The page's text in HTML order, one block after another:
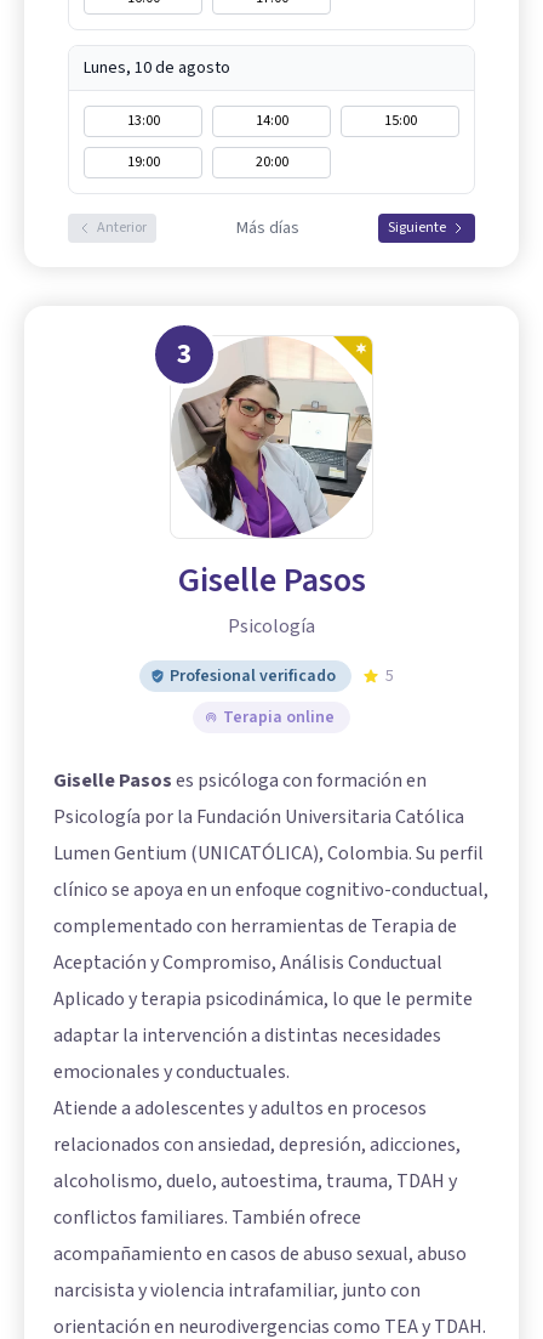
Lunes, 10 de agosto
13:00 14:00
15:00
19:00
20:00
Anterior Más días Siguiente
3
Giselle Pasos
Psicología
Profesional verificado
5
Terapia online
Giselle Pasoses psicóloga con formación en
Psicología por la Fundación Universitaria Católica
Lumen Gentium (UNICATÓLICA), Colombia. Su perfil
clínico se apoya en un enfoque cognitivo-conductual,
complementado con herramientas de Terapia de
Aceptación y Compromiso, Análisis Conductual
Aplicado y terapia psicodinámica, lo que le permite
adaptar la intervención a distintas necesidades
emocionales y conductuales.
Atiende a adolescentes y adultos en procesos
relacionados con ansiedad, depresión, adicciones,
alcoholismo, duelo, autoestima, trauma, TDAH y
conflictos familiares. También ofrece
acompañamiento en casos de abuso sexual, abuso
narcisista y violencia intrafamiliar, junto con
orientación en neurodivergencias como TEA y TDAH.